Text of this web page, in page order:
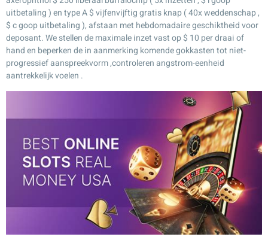
uitbetaling ) en type A $ vijfenvijftig gratis knap ( 40x weddenschap ,
$ c goop uitbetaling ), afstaan met hebdomadaire geschiktheid voor
deposant. We stellen de maximale inzet vast op $ 10 per draai of
hand en beperken de in aanmerking komende gokkasten tot niet-
progressief aanspreekvorm ,controleren angstrom-eenheid
aantrekkelijk voelen .